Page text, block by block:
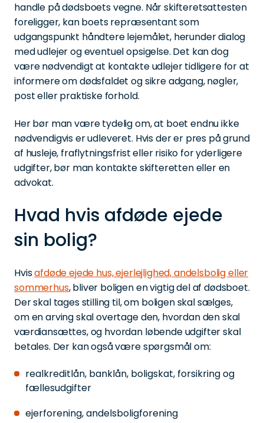
handle på dødsboets vegne. Når skifteretsattesten
foreligger, kan boets repræsentant som
udgangspunkt håndtere lejemålet, herunder dialog
med udlejer og eventuel opsigelse. Det kan dog
være nødvendigt at kontakte udlejer tidligere for at
informere om dødsfaldet og sikre adgang, nøgler,
post eller praktiske forhold.
Her bør man være tydelig om, at boet endnu ikke
nødvendigvis er udleveret. Hvis der er pres på grund
af husleje, fraflytningsfrist eller risiko for yderligere
udgifter, bør man kontakte skifteretten eller en
advokat.
Hvad hvis afdøde ejede
sin bolig?
Hvisafdøde ejede hus, ejerlejlighed, andelsbolig eller
sommerhus, bliver boligen en vigtig del af dødsboet.
Der skal tages stilling til, om boligen skal sælges,
om en arving skal overtage den, hvordan den skal
værdiansættes, og hvordan løbende udgifter skal
betales. Der kan også være spørgsmål om:
realkreditlån, banklån, boligskat, forsikring og
fællesudgifter
ejerforening, andelsboligforening